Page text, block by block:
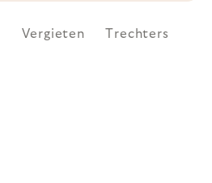
Vergieten Trechters